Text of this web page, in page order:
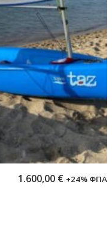
1.600,00 € +24% ΦΠΑ